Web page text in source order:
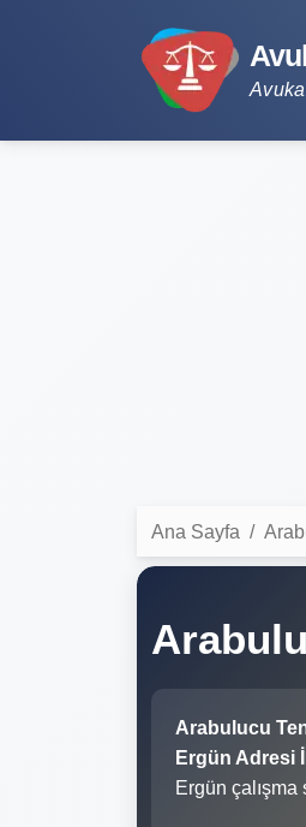
Ana Sayfa
Arabulucu
Ergün Adresi
Ergün çalışma